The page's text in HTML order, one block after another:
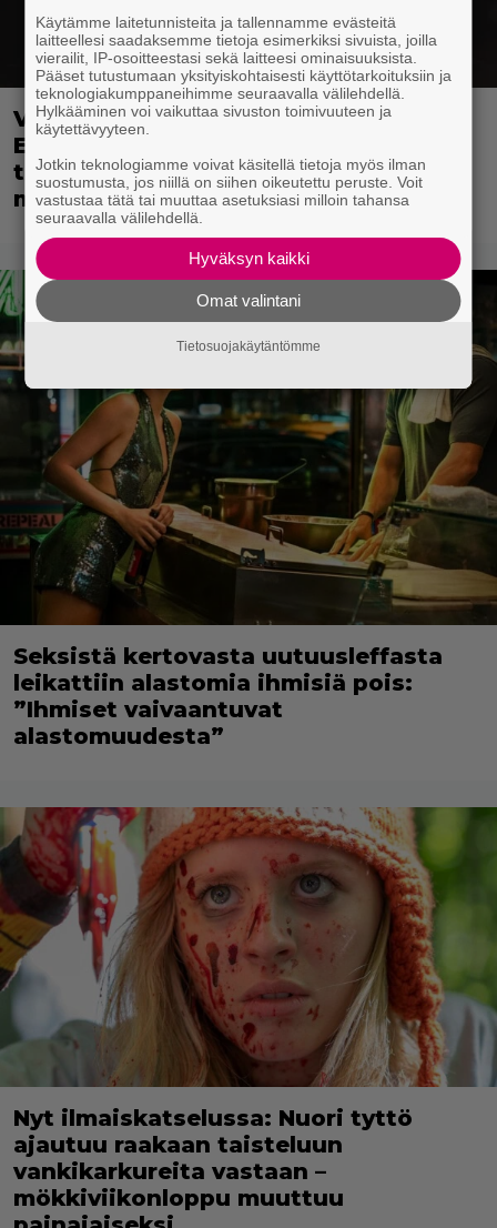
Veteraaninäyttelijä ylisti Robert
Eggersin tulevan elokuvan maasta
taivaisiin – ”kuin toisesta
maailmasta”
Seksistä kertovasta uutuusleffasta
leikattiin alastomia ihmisiä pois:
”Ihmiset vaivaantuvat
alastomuudesta”
Nyt ilmaiskatselussa: Nuori tyttö
ajautuu raakaan taisteluun
vankikarkureita vastaan –
mökkiviikonloppu muuttuu
Käytämme laitetunnisteita ja tallennamme evästeitä
laitteellesi saadaksemme tietoja esimerkiksi sivuista, joilla
vierailit, IP-osoitteestasi sekä laitteesi ominaisuuksista.
Pääset tutustumaan yksityiskohtaisesti käyttötarkoituksiin ja
teknologiakumppaneihimme seuraavalla välilehdellä.
Hylkääminen voi vaikuttaa sivuston toimivuuteen ja
käytettävyyteen.
Jotkin teknologiamme voivat käsitellä tietoja myös ilman
suostumusta, jos niillä on siihen oikeutettu peruste. Voit
vastustaa tätä tai muuttaa asetuksiasi milloin tahansa
seuraavalla välilehdellä.
Hyväksyn kaikki
Omat valintani
Tietosuojakäytäntömme